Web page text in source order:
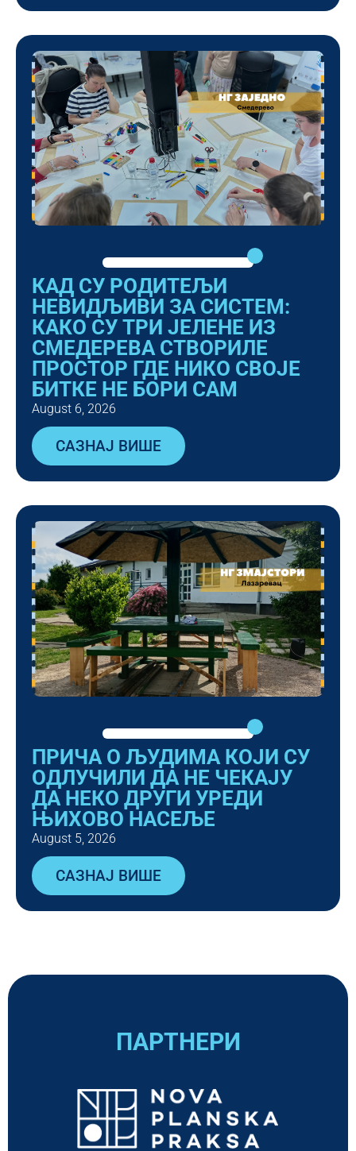
КАД СУ РОДИТЕЉИ
НЕВИДЉИВИ ЗА СИСТЕМ:
КАКО СУ ТРИ ЈЕЛЕНЕ ИЗ
СМЕДЕРЕВА СТВОРИЛЕ
ПРОСТОР ГДЕ НИКО СВОЈЕ
БИТКЕ НЕ БОРИ САМ
August 6, 2026
САЗНАЈ ВИШЕ
ПРИЧА О ЉУДИМА КОЈИ СУ
ОДЛУЧИЛИ ДА НЕ ЧЕКАЈУ
ДА НЕКО ДРУГИ УРЕДИ
ЊИХОВО НАСЕЉЕ
August 5, 2026
САЗНАЈ ВИШЕ
ПАРТНЕРИ